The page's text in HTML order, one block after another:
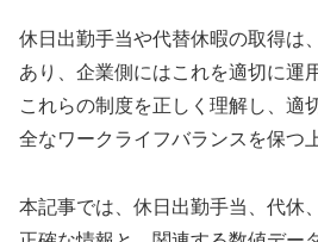
休日出勤手当や代替休暇の取得は
あり、企業側にはこれを適切に運
これらの制度を正しく理解し、適
全なワークライフバランスを保つ
本記事では、休日出勤手当、代休